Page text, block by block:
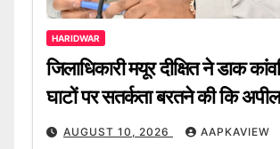
HARIDWAR
जिलाधिकारी मयूर दीक्षित ने डाक
घाटों पर सतर्कता बरतने की कि अपील
AUGUST 10, 2026 AAPKAVIEW